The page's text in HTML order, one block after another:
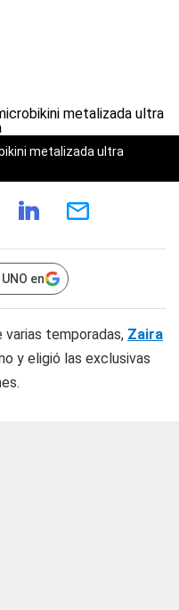
metalizada ultra
en
varias temporadas, Zaira
y eligió las exclusivas